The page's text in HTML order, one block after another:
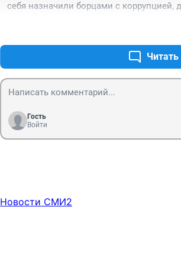
— Попробуй тут не послушайся, когда в
вдобавок оружие! — Колосок
— а полицейские схватят меня и
себя назначили борцами с коррупцией,
в честной, и непредвзятой обстановке❗️
Гость
Войти
Новости СМИ2